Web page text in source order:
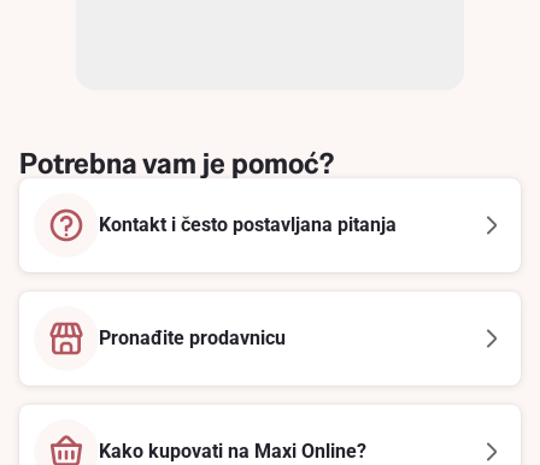
Potrebna vam je pomoć?
Kontakt i često postavljana pitanja
Pronađite prodavnicu
Kako kupovati na Maxi Online?